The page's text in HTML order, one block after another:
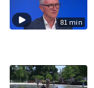
81 min